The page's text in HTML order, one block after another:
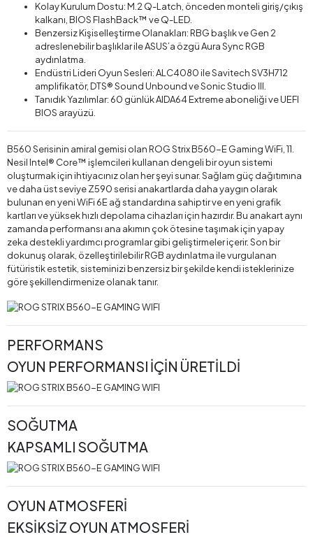
Kolay Kurulum Dostu: M.2 Q-Latch, önceden monteli giriş/çıkış
kalkanı, BIOS FlashBack™ ve Q-LED.
Benzersiz Kişiselleştirme Olanakları: RBG başlık ve Gen 2
adreslenebilir başlıklar ile ASUS’a özgü Aura Sync RGB
aydınlatma.
Endüstri Lideri Oyun Sesleri: ALC4080 ile Savitech SV3H712
amplifikatör, DTS® Sound Unbound ve Sonic Studio III.
Tanıdık Yazılımlar: 60 günlük AIDA64 Extreme aboneliği ve UEFI
BIOS arayüzü.
B560 Serisinin amiral gemisi olan ROG Strix B560-E Gaming WiFi, 11.
Nesil Intel® Core™ işlemcileri kullanan dengeli bir oyun sistemi
oluşturmak için ihtiyacınız olan her şeyi sunar. Sağlam güç dağıtımına
ve daha üst seviye Z590 serisi anakartlarda daha yaygın olarak
bulunan en yeni WiFi 6E ağ standardına sahiptir ve en yeni grafik
kartları ve yüksek hızlı depolama cihazları için hazırdır. Bu anakart aynı
zamanda performansı ana akımın çok ötesine taşımak için yapay
zeka destekli yardımcı programlar gibi geliştirmeler içerir. Son bir
dokunuş olarak, özelleştirilebilir RGB aydınlatma ile vurgulanan
fütüristik estetik, sisteminizi benzersiz bir şekilde kendi isteklerinize
göre şekillendirmenize olanak tanır.
PERFORMANS
OYUN PERFORMANSI İÇİN ÜRETİLDİ
SOĞUTMA
KAPSAMLI SOĞUTMA
OYUN ATMOSFERİ
EKSİKSİZ OYUN ATMOSFERİ